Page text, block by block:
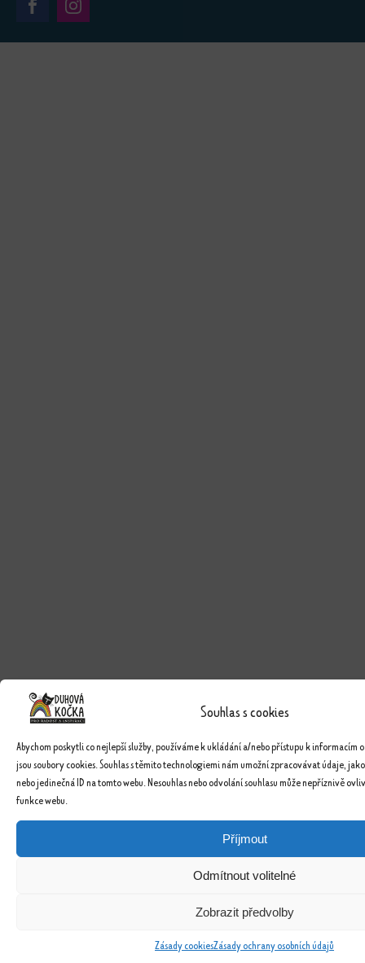
Souhlas s cookies
Abychom poskytli co nejlepší služby, používáme k ukládání a/nebo přístupu k informacím
jsou soubory cookies. Souhlas s těmito technologiemi nám umožní zpracovávat údaje,
nebo jedinečná ID na tomto webu. Nesouhlas nebo odvolání souhlasu může nepříznivě
funkce webu.
Příjmout
Odmítnout volitelné
Zobrazit předvolby
Zásady cookiesZásady ochrany osobních údajů